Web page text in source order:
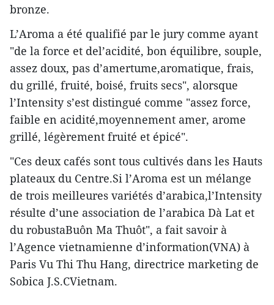
bronze.
L’Aroma a été qualifié par le jury comme ayant
"de la force et del’acidité, bon équilibre, souple,
assez doux, pas d’amertume,aromatique, frais,
du grillé, fruité, boisé, fruits secs", alorsque
l’Intensity s’est distingué comme "assez force,
faible en acidité,moyennement amer, arome
grillé, légèrement fruité et épicé".
"Ces deux cafés sont tous cultivés dans les Hauts
plateaux du Centre.Si l’Aroma est un mélange
de trois meilleures variétés d’arabica,l’Intensity
résulte d’une association de l’arabica Dà Lat et
du robustaBuôn Ma Thuôt", a fait savoir à
l’Agence vietnamienne d’information(VNA) à
Paris Vu Thi Thu Hang, directrice marketing de
Sobica J.S.CVietnam.